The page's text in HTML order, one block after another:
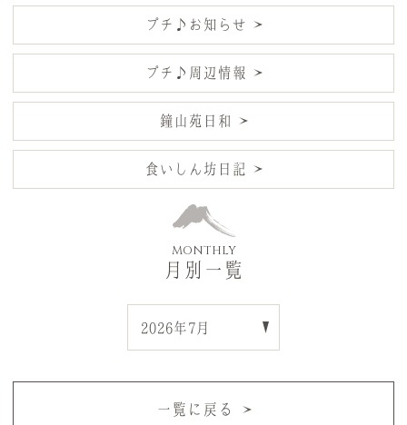
プチ♪お知らせ
プチ♪周辺情報
鐘山苑日和
食いしん坊日記
MONTHLY
月別一覧
一覧に戻る